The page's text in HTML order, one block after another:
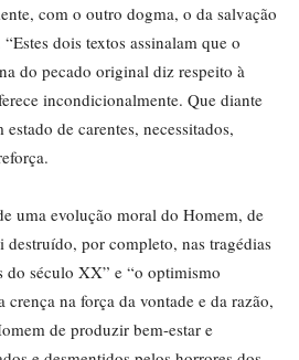
com o outro dogma, o da salvação
dois textos assinalam que o
do pecado original diz respeito à
incondicionalmente. Que diante
de carentes, necessitados,
uma evolução moral do Homem, de
por completo, nas tragédias
do século XX” e “o optimismo
na força da vontade e da razão,
de produzir bem-estar e